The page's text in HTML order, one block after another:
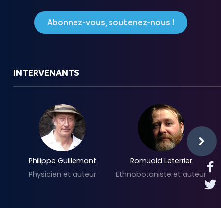
Abonnez-vous, soutenez-nous !
INTERVENANTS
Philippe Guillemant
Physicien et auteur
Romuald Leterrier
Ethnobotaniste et auteur